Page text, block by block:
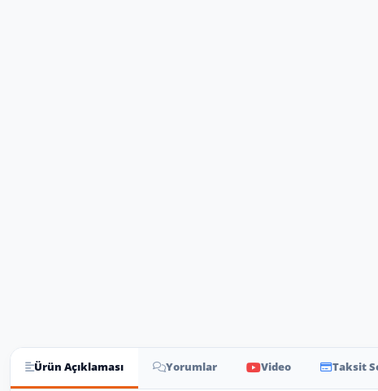
Ürün Açıklaması Yorumlar Video Taksit